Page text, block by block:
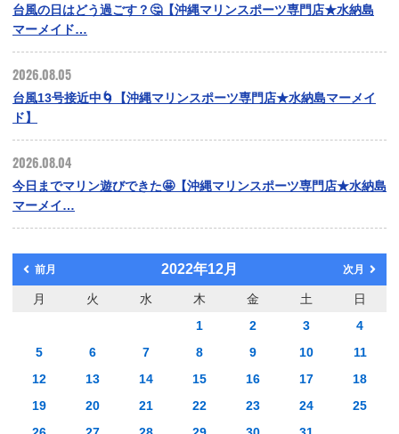
台風の日はどう過ごす？🤔【沖縄マリンスポーツ専門店★水納島
マーメイド…
2026.08.05
台風13号接近中🌀【沖縄マリンスポーツ専門店★水納島マーメイ
ド】
2026.08.04
今日までマリン遊びできた🤩【沖縄マリンスポーツ専門店★水納島
マーメイ…
前月 2022年12月 次月
月 火 水 木 金 土
日
1
2 3
4
5
6 7 8 9 10
11
12
13 14 15 16 17
18
19
20 21 22 23 24
25